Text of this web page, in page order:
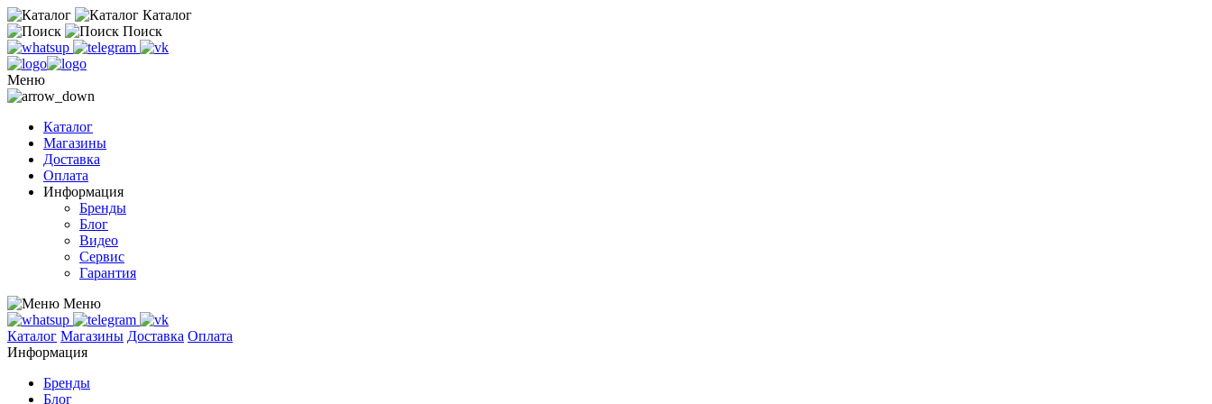
Каталог
Поиск
Меню
Каталог
Магазины
Доставка
Оплата
Информация
Бренды
Блог
Видео
Сервис
Гарантия
Меню
Каталог Магазины Доставка Оплата
Информация
Бренды
Блог